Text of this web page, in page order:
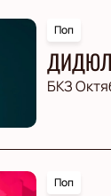
Поп
БКЗ
Поп